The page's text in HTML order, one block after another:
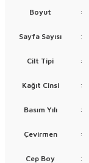
Boyut :
Sayfa Sayısı :
Cilt Tipi :
Kağıt Cinsi :
Basım Yılı :
Çevirmen :
Cep Boy :